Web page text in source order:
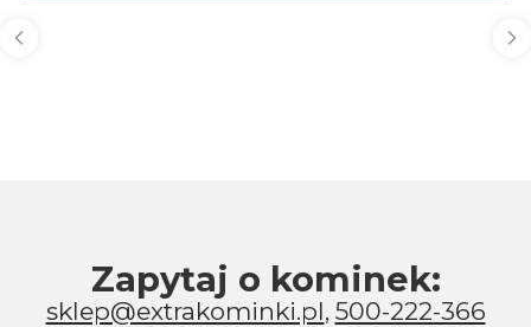
Zapytaj o kominek:
sklep@extrakominki.pl, 500-222-366